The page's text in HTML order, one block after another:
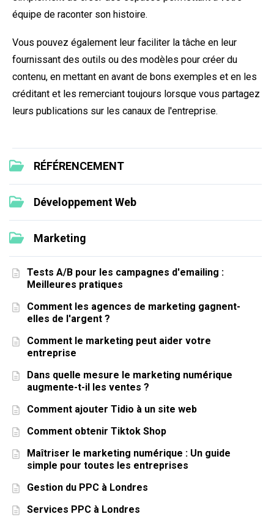
RÉFÉRENCEMENT
Développement Web
Marketing
Tests A/B pour les campagnes d'emailing :
Meilleures pratiques
Comment les agences de marketing gagnent-
elles de l'argent ?
Comment le marketing peut aider votre
entreprise
Dans quelle mesure le marketing numérique
augmente-t-il les ventes ?
Comment ajouter Tidio à un site web
Comment obtenir Tiktok Shop
Maîtriser le marketing numérique : Un guide
simple pour toutes les entreprises
Gestion du PPC à Londres
Services PPC à Londres
équipe de raconter son histoire.
Vous pouvez également leur faciliter la tâche en leur
fournissant des outils ou des modèles pour créer du
contenu, en mettant en avant de bons exemples et en les
créditant et les remerciant toujours lorsque vous partagez
leurs publications sur les canaux de l'entreprise.